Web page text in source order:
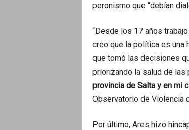
peronismo que “debían
“Desde los 17 años
creo que la política es una
que tomó las decisiones
priorizando la salud de las
provincia de Salta y en mi
Observatorio de Violencia
Por último, Ares hizo